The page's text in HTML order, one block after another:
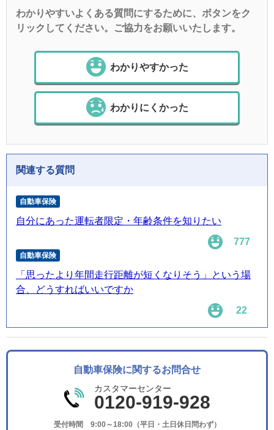
わかりやすいよくある質問にするために、ボタンをク
リックしてください。ご協力をお願いいたします。
わかりやすかった
わかりにくかった
関連する質問
自動車保険
自分にあった運転者限定・年齢条件を知りたい
777
自動車保険
「思ったより年間走行距離が短くなりそう」という場
合、どうすればいいですか
22
自動車保険に関するお問合せ
カスタマーセンター
0120-919-928
受付時間 9:00～18:00（平日・土日休日問わず）